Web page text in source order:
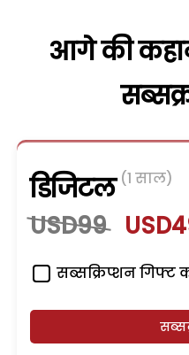
आगे की
डिजिटल (1 साल)
USD99
सब्सक्रिप्शन गिफ्ट